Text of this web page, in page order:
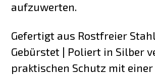
aufzuwerten.
Gefertigt aus Rostfreier
Gebürstet | Poliert in Silber
praktischen Schutz mit einer